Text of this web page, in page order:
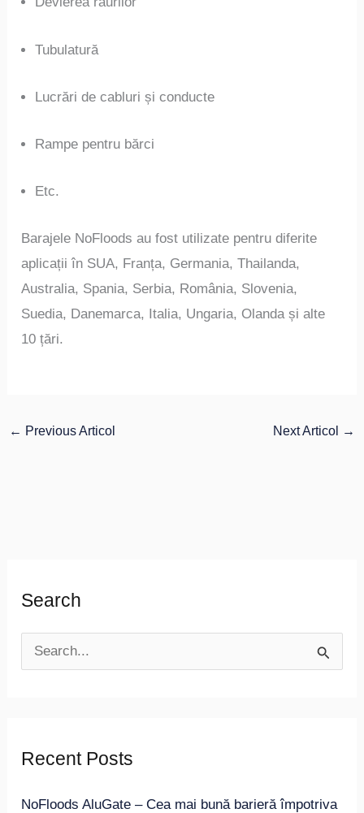
Tubulatură
Lucrări de cabluri și conducte
Rampe pentru bărci
Etc.
Barajele NoFloods au fost utilizate pentru diferite
aplicații în SUA, Franța, Germania, Thailanda,
Australia, Spania, Serbia, România, Slovenia,
Suedia, Danemarca, Italia, Ungaria, Olanda și alte
10 țări.
← Previous Articol Next Articol →
Search
cRecent Posts
NoFloods AluGate – Cea mai bună barieră împotriva